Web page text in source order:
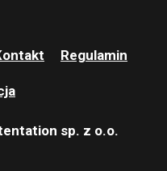
Regulamin
sp. z o.o.